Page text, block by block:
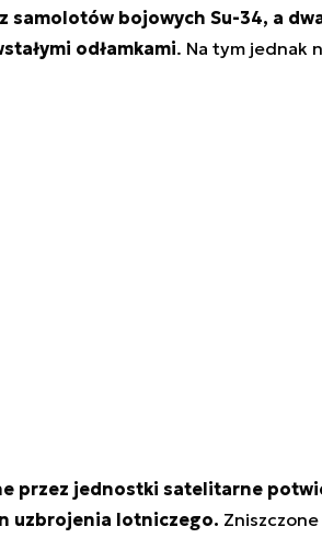
samolotów bojowych Su-34, a
odłamkami. Na tym jednak
przez jednostki satelitarne
uzbrojenia lotniczego.